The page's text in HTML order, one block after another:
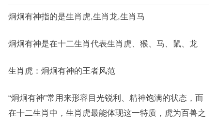
炯炯有神指的是生肖虎,生肖龙,生肖马
炯炯有神是在十二生肖代表生肖虎、猴、马、鼠、龙
生肖虎：炯炯有神的王者风范
“炯炯有神”常用来形容目光锐利、精神饱满的状态，而
在十二生肖中，生肖虎最能体现这一特质，虎为百兽之